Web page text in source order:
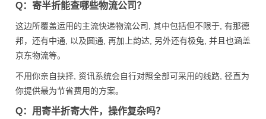
Q：寄半折能查哪些物流公司？
这边所覆盖运用的主流快递物流公司, 其中包括但不限于, 有那德
邦，还有中通, 以及圆通, 再加上韵达, 另外还有极兔, 并且也涵盖
京东物流等。
不用你亲自抉择, 资讯系统会自行对照全部可采用的线路, 径直为
你提供最为节省费用的方案。
Q：用寄半折寄大件，操作复杂吗？